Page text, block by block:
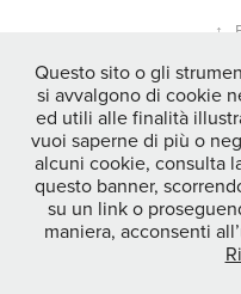
↑
Questo sito o gli
si avvalgono di cookie
ed utili alle finalità
vuoi saperne di più o
alcuni cookie, consulta
questo banner,
su un link o
maniera, acconsenti